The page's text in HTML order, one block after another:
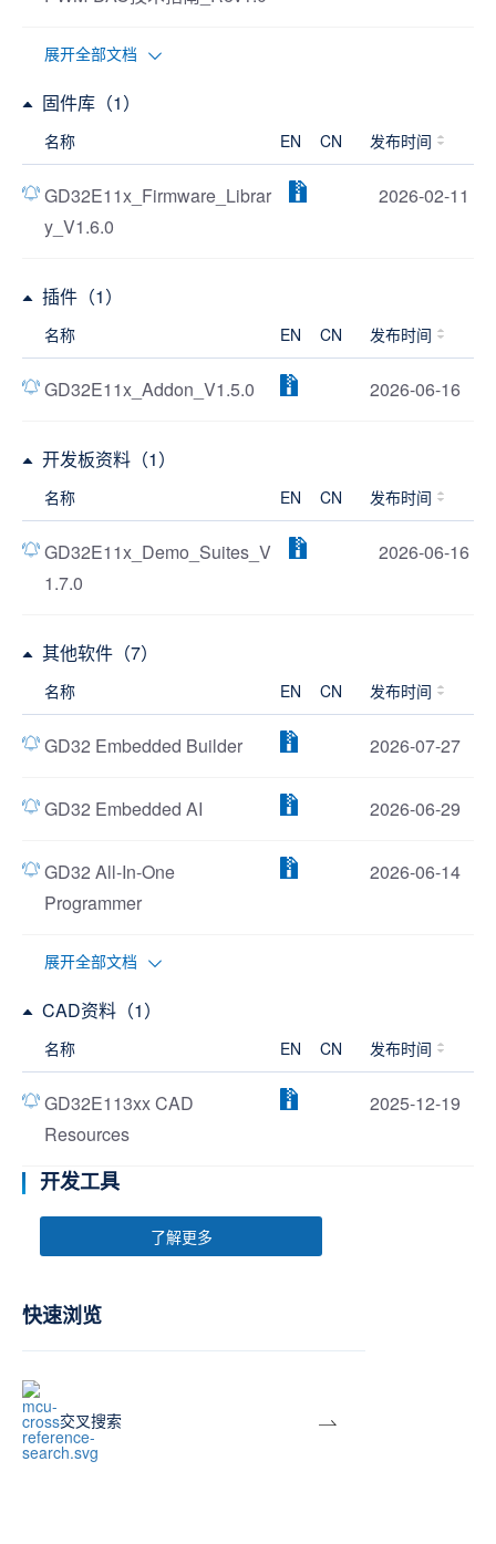
展开全部文档
固件库（1）
名称 EN CN 发布时间
GD32E11x_Firmware_Librar
y_V1.6.0
2026-02-11
插件（1）
名称 EN CN 发布时间
GD32E11x_Addon_V1.5.0 2026-06-16
开发板资料（1）
名称 EN CN 发布时间
GD32E11x_Demo_Suites_V
1.7.0
2026-06-16
其他软件（7）
名称 EN CN 发布时间
GD32 Embedded Builder 2026-07-27
GD32 Embedded AI 2026-06-29
GD32 All-In-One
Programmer
2026-06-14
展开全部文档
CAD资料（1）
名称 EN CN 发布时间
GD32E113xx CAD
Resources
2025-12-19
开发工具
了解更多
快速浏览
交叉搜索